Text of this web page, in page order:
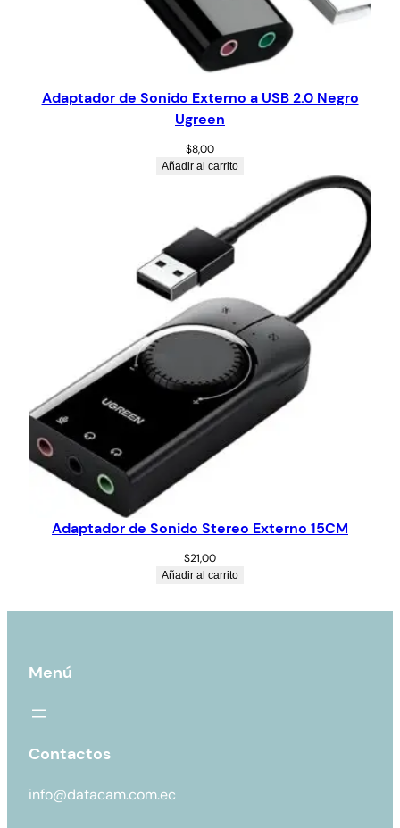
Adaptador de Sonido Externo a USB 2.0 Negro
Ugreen
$8,00
Añadir al carrito
Adaptador de Sonido Stereo Externo 15CM
$21,00
Añadir al carrito
Menú
Contactos
info@datacam.com.ec